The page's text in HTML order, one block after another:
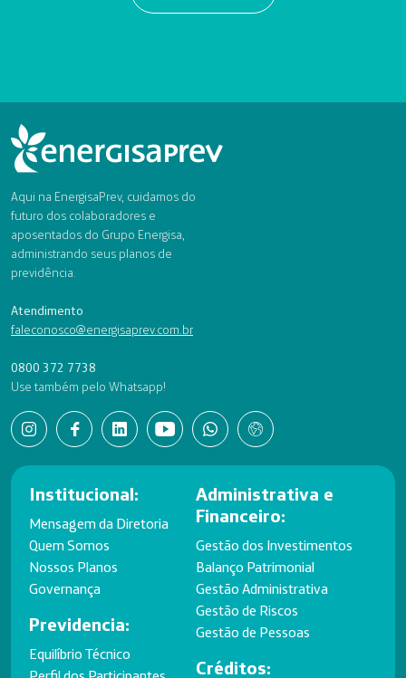
Aqui na EnergisaPrev, cuidamos do
futuro dos colaboradores e
aposentados do Grupo Energisa,
administrando seus planos de
previdência.
Atendimento
faleconosco@energisaprev.com.br
0800 372 7738
Use também pelo Whatsapp!
Institucional:
Mensagem da Diretoria
Quem Somos
Nossos Planos
Governança
Previdencia:
Equilíbrio Técnico
Administrativa e
Financeiro:
Gestão dos Investimentos
Balanço Patrimonial
Gestão Administrativa
Gestão de Riscos
Gestão de Pessoas
Créditos: